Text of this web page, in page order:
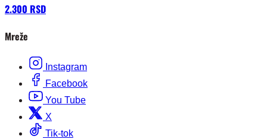
2.300 RSD
Mreže
Instagram
Facebook
You Tube
X
Tik-tok